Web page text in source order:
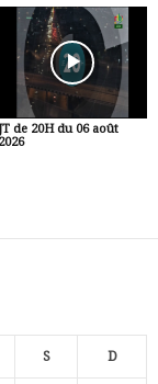
JT de 20H du 06 août
2026
S D